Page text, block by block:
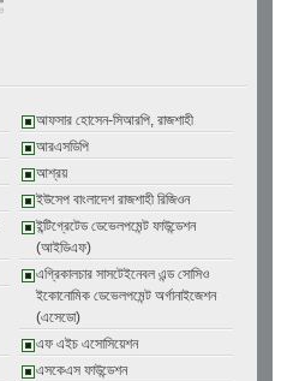
আফসার হোসেন-সিআরপি, রাজশাহী
আরএসডিপি
আশ্রয়
ইউসেপ বাংলাদেশ রাজশাহী রিজিওন
ইন্টিগ্রেটেড ডেভেলপমেন্ট ফাউন্ডেশন
(আইডিএফ)
এগ্রিকালচার সাসটেইনেবল এন্ড সোসিও
ইকোনোমিক ডেভেলপমেন্ট অর্গানাইজেশন
(এসেডো)
এফ এইচ এসোসিয়েশন
এসকেএস ফাউন্ডেশন